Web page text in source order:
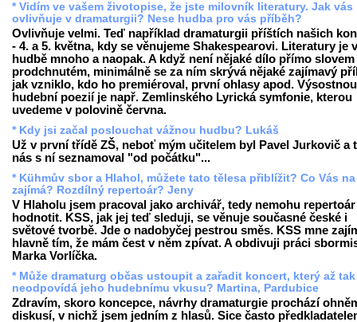
* Vidím ve vašem životopise, že jste milovník literatury. Jak vás
ovlivňuje v dramaturgii? Nese hudba pro vás příběh?
Ovlivňuje velmi. Teď například dramaturgii příštích našich
- 4. a 5. května, kdy se věnujeme Shakespearovi. Literatury je v
hudbě mnoho a naopak. A když není nějaké dílo přímo slovem
prodchnutém, minimálně se za ním skrývá nějaké zajímavý
jak vzniklo, kdo ho premiéroval, první ohlasy apod. Výsostnou
hudební poezií je např. Zemlinského Lyrická symfonie, kterou
uvedeme v polovině června.
* Kdy jsi začal poslouchat vážnou hudbu? Lukáš
Už v první třídě ZŠ, neboť mým učitelem byl Pavel Jurkovič a
nás s ní seznamoval "od počátku"...
* Kühmův sbor a Hlahol, můžete tato tělesa přiblížit? Co Vás
zajímá? Rozdílný repertoár? Jeny
V Hlaholu jsem pracoval jako archivář, tedy nemohu
hodnotit. KSS, jak jej teď sleduji, se věnuje současné české i
světové tvorbě. Jde o nadobyčej pestrou směs. KSS mne
hlavně tím, že mám čest v něm zpívat. A obdivuji práci
Marka Vorlíčka.
* Může dramaturg občas ustoupit a zařadit koncert, který až
neodpovídá jeho hudebnímu vkusu? Martina, Pardubice
Zdravím, skoro koncepce, návrhy dramaturgie prochází
diskusí, v nichž jsem jedním z hlasů. Sice často